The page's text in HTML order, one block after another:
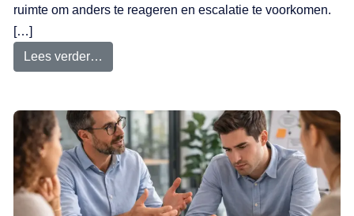
ruimte om anders te reageren en escalatie te voorkomen.
[…]
Lees verder…